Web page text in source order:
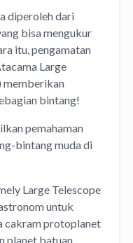
diperoleh dari
bisa mengukur
itu, pengamatan
Large
bintang!
pemahaman
bintang muda di
Large Telescope
untuk
cakram protoplanet
planet batuan